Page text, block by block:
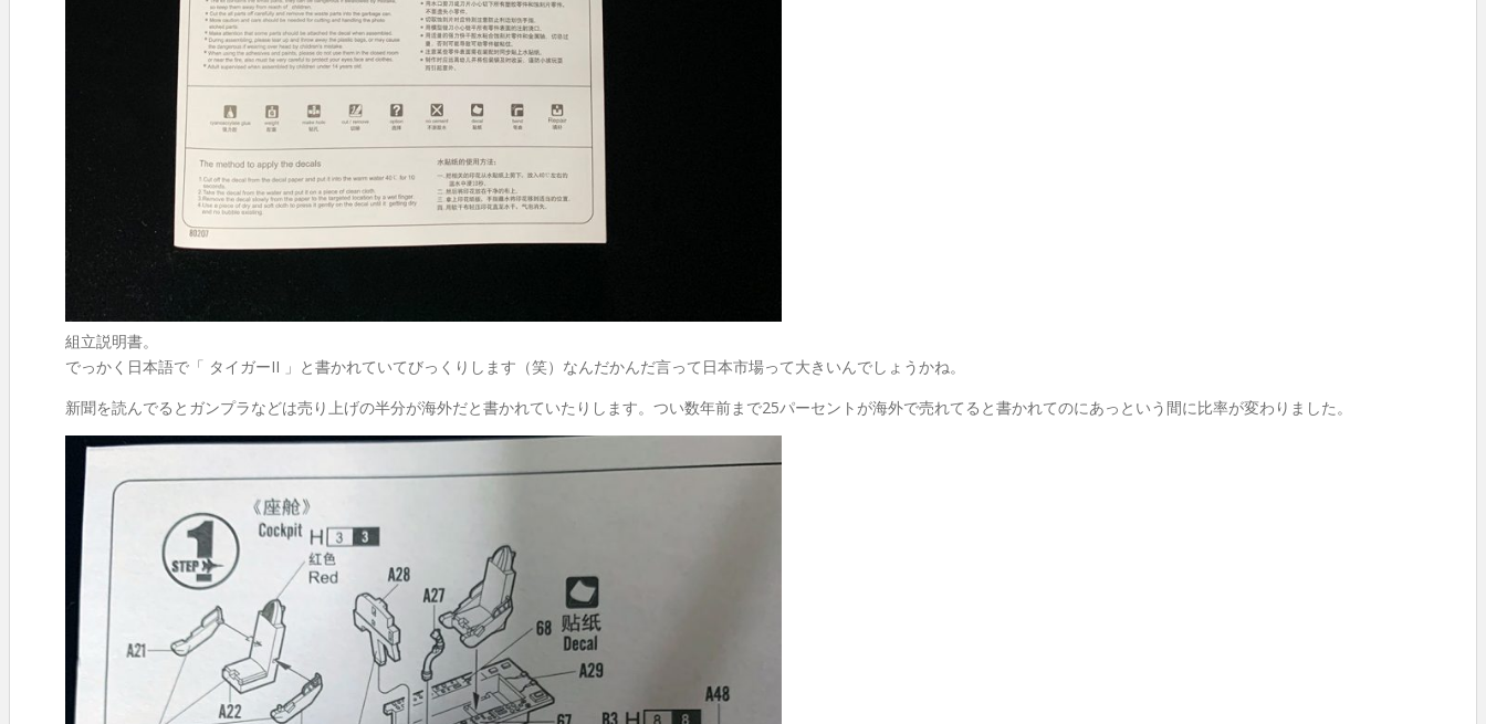
組立説明書。
でっかく日本語で「 タイガーII 」と書かれていてびっくりします（笑）なんだかんだ言って日本市場って大きいんでしょうかね。
新聞を読んでるとガンプラなどは売り上げの半分が海外だと書かれていたりします。つい数年前まで25パーセントが海外で売れてると書かれてのにあっという間に比率が変わりました。